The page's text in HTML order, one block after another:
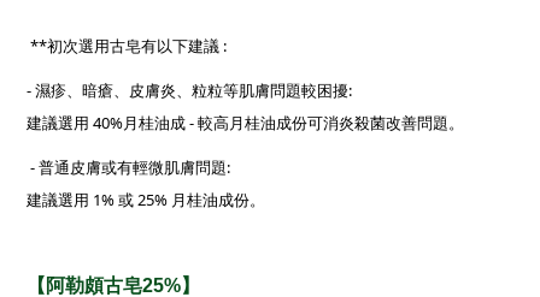
**初次選用古皂有以下建議 :
- 濕疹、暗瘡、皮膚炎、粒粒等肌膚問題較困擾:
建議選用 40%月桂油成 - 較高月桂油成份可消炎殺菌改善問題。
- 普通皮膚或有輕微肌膚問題:
建議選用 1% 或 25% 月桂油成份。
【阿勒頗古皂25%】